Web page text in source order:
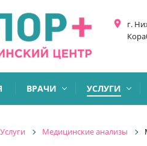
place
г.
ВРАЧИ УСЛУГИ
Услуги Медицинские анализы